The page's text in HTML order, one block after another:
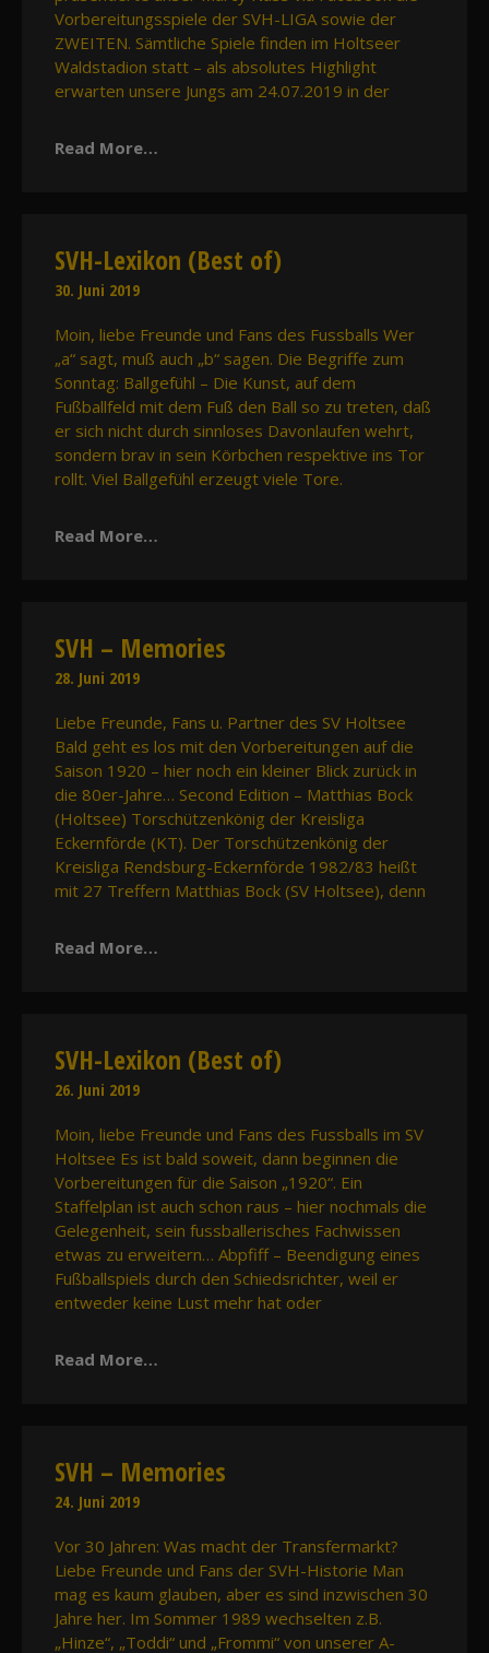
Vorbereitungsspiele der SVH-LIGA sowie der
ZWEITEN. Sämtliche Spiele finden im Holtseer
Waldstadion statt – als absolutes Highlight
erwarten unsere Jungs am 24.07.2019 in der
Read More…
SVH-Lexikon (Best of)
30. Juni 2019
Moin, liebe Freunde und Fans des Fussballs Wer
„a“ sagt, muß auch „b“ sagen. Die Begriffe zum
Sonntag: Ballgefühl – Die Kunst, auf dem
Fußballfeld mit dem Fuß den Ball so zu treten, daß
er sich nicht durch sinnloses Davonlaufen wehrt,
sondern brav in sein Körbchen respektive ins Tor
rollt. Viel Ballgefühl erzeugt viele Tore.
Read More…
SVH – Memories
28. Juni 2019
Liebe Freunde, Fans u. Partner des SV Holtsee
Bald geht es los mit den Vorbereitungen auf die
Saison 1920 – hier noch ein kleiner Blick zurück in
die 80er-Jahre… Second Edition – Matthias Bock
(Holtsee) Torschützenkönig der Kreisliga
Eckernförde (KT). Der Torschützenkönig der
Kreisliga Rendsburg-Eckernförde 1982/83 heißt
mit 27 Treffern Matthias Bock (SV Holtsee), denn
Read More…
SVH-Lexikon (Best of)
26. Juni 2019
Moin, liebe Freunde und Fans des Fussballs im SV
Holtsee Es ist bald soweit, dann beginnen die
Vorbereitungen für die Saison „1920“. Ein
Staffelplan ist auch schon raus – hier nochmals die
Gelegenheit, sein fussballerisches Fachwissen
etwas zu erweitern… Abpfiff – Beendigung eines
Fußballspiels durch den Schiedsrichter, weil er
entweder keine Lust mehr hat oder
Read More…
SVH – Memories
24. Juni 2019
Vor 30 Jahren: Was macht der Transfermarkt?
Liebe Freunde und Fans der SVH-Historie Man
mag es kaum glauben, aber es sind inzwischen 30
Jahre her. Im Sommer 1989 wechselten z.B.
„Hinze“, „Toddi“ und „Frommi“ von unserer A-